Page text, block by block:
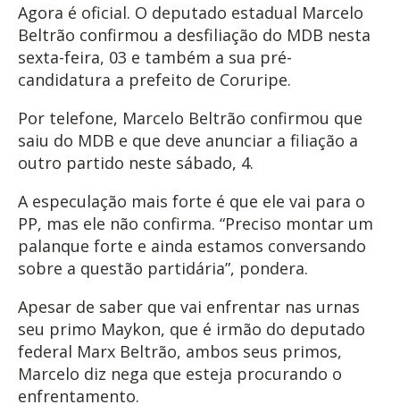
Agora é oficial. O deputado estadual Marcelo
Beltrão confirmou a desfiliação do MDB nesta
sexta-feira, 03 e também a sua pré-
candidatura a prefeito de Coruripe.
Por telefone, Marcelo Beltrão confirmou que
saiu do MDB e que deve anunciar a filiação a
outro partido neste sábado, 4.
A especulação mais forte é que ele vai para o
PP, mas ele não confirma. “Preciso montar um
palanque forte e ainda estamos conversando
sobre a questão partidária”, pondera.
Apesar de saber que vai enfrentar nas urnas
seu primo Maykon, que é irmão do deputado
federal Marx Beltrão, ambos seus primos,
Marcelo diz nega que esteja procurando o
enfrentamento.